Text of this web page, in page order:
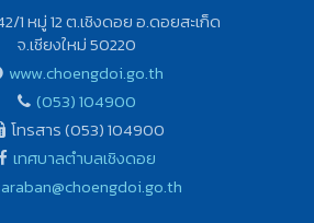
1 หมู่ 12 ต.เชิงดอย อ.ดอยสะเก็ด
จ.เชียงใหม่ 50220
www.choengdoi.go.th
(053) 104900
โทรสาร (053) 104900
เทศบาลตำบลเชิงดอย